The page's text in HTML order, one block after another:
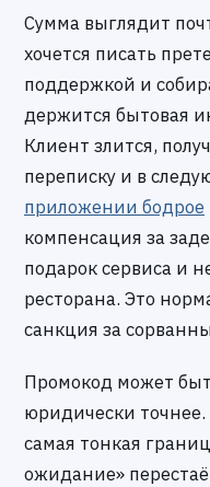
Сумма выглядит
хочется писать
поддержкой и
держится бытовая
Клиент злится,
переписку и в
приложении бодрое
компенсация за
подарок сервиса и
ресторана. Это
санкция за
Промокод может
юридически
самая тонкая
ожидание»